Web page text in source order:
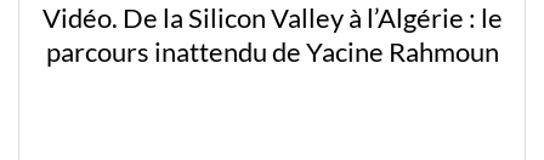
Vidéo. De la Silicon Valley à l’Algérie : le
parcours inattendu de Yacine Rahmoun